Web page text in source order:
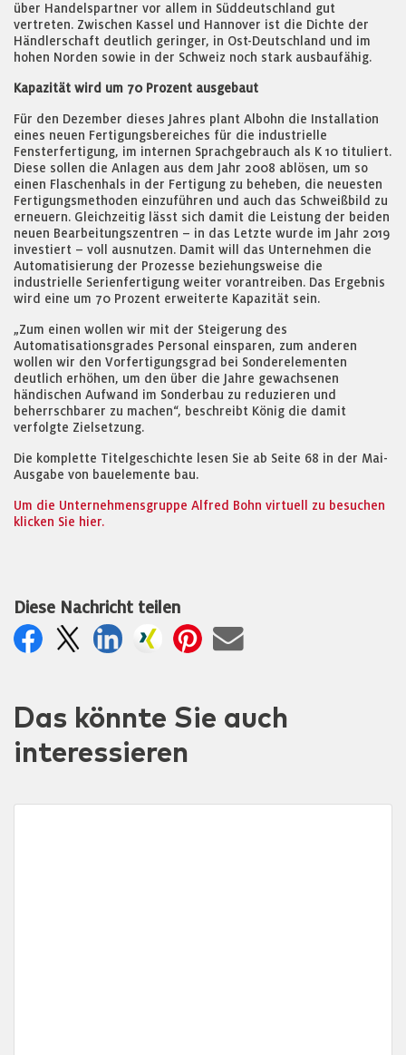
über Handelspartner vor allem in Süddeutschland gut
vertreten. Zwischen Kassel und Hannover ist die Dichte der
Händlerschaft deutlich geringer, in Ost-Deutschland und im
hohen Norden sowie in der Schweiz noch stark ausbaufähig.
Kapazität wird um 70 Prozent ausgebaut
Für den Dezember dieses Jahres plant Albohn die Installation
eines neuen Fertigungsbereiches für die industrielle
Fensterfertigung, im internen Sprachgebrauch als K 10 tituliert.
Diese sollen die Anlagen aus dem Jahr 2008 ablösen, um so
einen Flaschenhals in der Fertigung zu beheben, die neuesten
Fertigungsmethoden einzuführen und auch das Schweißbild zu
erneuern. Gleichzeitig lässt sich damit die Leistung der beiden
neuen Bearbeitungszentren – in das Letzte wurde im Jahr 2019
investiert – voll ausnutzen. Damit will das Unternehmen die
Automatisierung der Prozesse beziehungsweise die
industrielle Serienfertigung weiter vorantreiben. Das Ergebnis
wird eine um 70 Prozent erweiterte Kapazität sein.
„Zum einen wollen wir mit der Steigerung des
Automatisationsgrades Personal einsparen, zum anderen
wollen wir den Vorfertigungsgrad bei Sonderelementen
deutlich erhöhen, um den über die Jahre gewachsenen
händischen Aufwand im Sonderbau zu reduzieren und
beherrschbarer zu machen“, beschreibt König die damit
verfolgte Zielsetzung.
Die komplette Titelgeschichte lesen Sie ab Seite 68 in der Mai-
Ausgabe von bauelemente bau.
Um die Unternehmensgruppe Alfred Bohn virtuell zu besuchen
klicken Sie hier.
Diese Nachricht teilen
Das könnte Sie auch
interessieren